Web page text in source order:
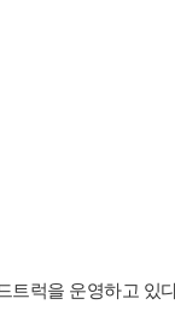
트럭을 운영하고 있